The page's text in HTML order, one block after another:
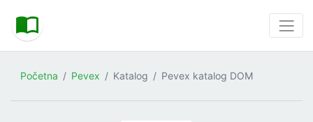
Početna Pevex Katalog Pevex katalog DOM